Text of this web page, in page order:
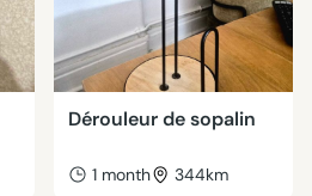
Dérouleur de sopalin
1 month 344km